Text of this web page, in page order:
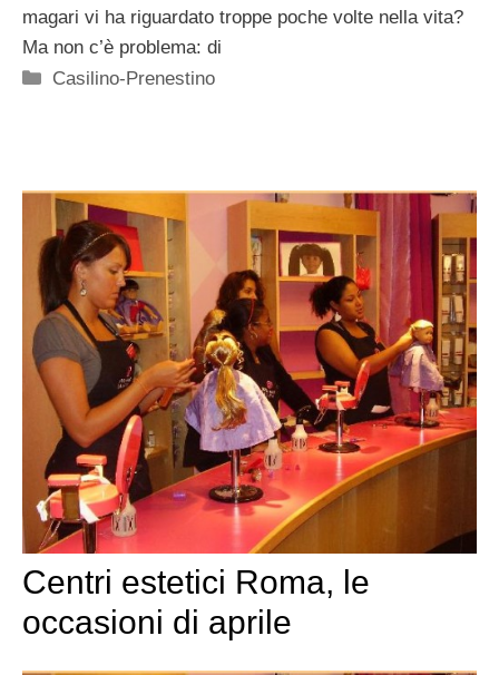
magari vi ha riguardato troppe poche volte nella vita?
Ma non c’è problema: di
Categorie
Casilino-Prenestino
Centri estetici Roma, le
occasioni di aprile